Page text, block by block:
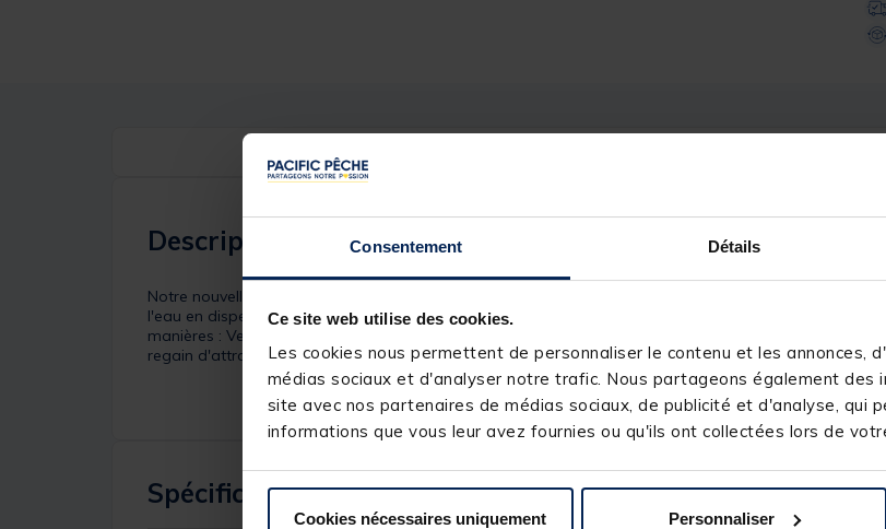
Consentement Détails
Ce site web utilise des cookies.
Les cookies nous permettent de personnaliser le contenu et les annonces,
médias sociaux et d'analyser notre trafic. Nous partageons également des
site avec nos partenaires de médias sociaux, de publicité et d'analyse, qui
informations que vous leur avez fournies ou qu'ils ont collectées lors de
Cookies nécessaires uniquement Personnaliser
Description
Notre nouvelle gamme de liquides Deluxe englobe tout ce dont vous avez besoin pour un avantage
l'eau en dispersant l'attraction à travers les couches. Créé pour une saveur maximale et une
manières : Versez-le sur votre mangeoire ou sur vos pellets. Ajoutez-le à n'importe quel mélange
regain d'attraction pour attraper les poissons. Convient à tous les poissons, en particulier aux carpes,
Spécifications